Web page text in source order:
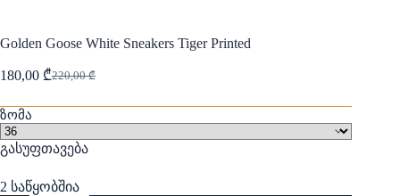
Golden Goose White Sneakers Tiger Printed
220,00₾
Original
180,00 ₾Current
ზომა
გასუფთავება
2 საწყობშია